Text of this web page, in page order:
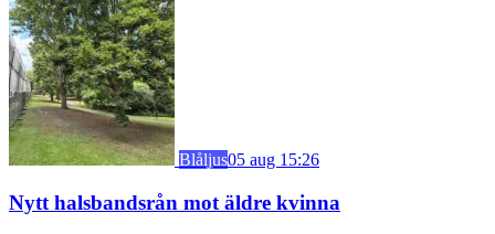
Blåljus05 aug 15:26
Nytt halsbandsrån mot äldre kvinna